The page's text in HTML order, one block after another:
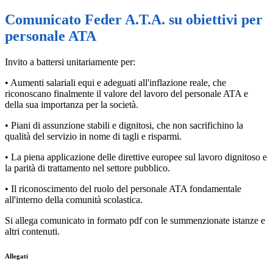
Comunicato Feder A.T.A. su obiettivi per
personale ATA
Invito a battersi unitariamente per:
• Aumenti salariali equi e adeguati all'inflazione reale, che
riconoscano finalmente il valore del lavoro del personale ATA e
della sua importanza per la società.
• Piani di assunzione stabili e dignitosi, che non sacrifichino la
qualità del servizio in nome di tagli e risparmi.
• La piena applicazione delle direttive europee sul lavoro dignitoso e
la parità di trattamento nel settore pubblico.
• Il riconoscimento del ruolo del personale ATA fondamentale
all'interno della comunità scolastica.
Si allega comunicato in formato pdf con le summenzionate istanze e
altri contenuti.
Allegati